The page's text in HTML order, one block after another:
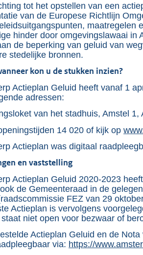
tot het opstellen van een
van de Europese Richtlijn
maatregelen
hinder door omgevingslawaai in
de beperking van geluid van
stedelijke bronnen.
kon u de stukken inzien?
Actieplan Geluid heeft vanaf 1
adressen:
van het stadhuis, Amstel 1,
14 020 of kijk op E
t
n
e
l
i
n
:
Actieplan was digitaal
en vaststelling
Actieplan Geluid 2020-2023
de Gemeenteraad in de
FEZ van 29
Actieplan is vervolgens
niet open voor bezwaar of
Actieplan Geluid en de
via: E
https://